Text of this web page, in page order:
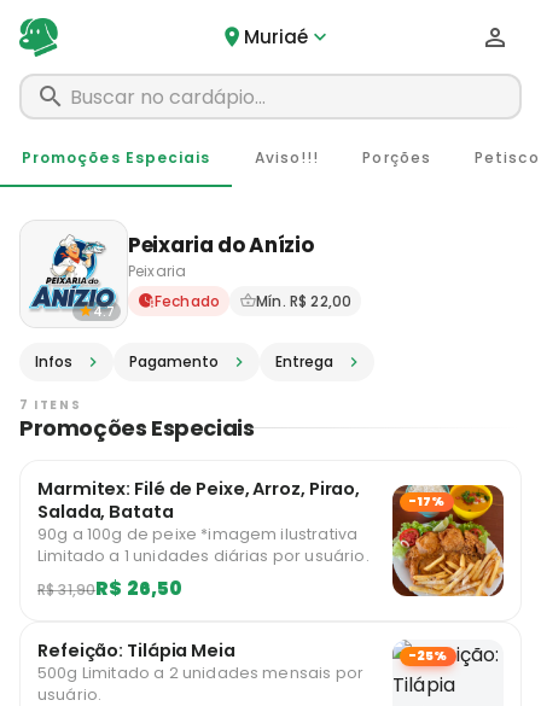
Muriaé
4.7
Peixaria do Anízio
Peixaria
Delivery em Muriaé - MG ·
Fechado Mín. R$ 22,00
Infos Pagamento Entrega
Promoções Especiais Aviso!!! Porções Petisco
7 ITENS
Promoções Especiais
Marmitex: Filé de Peixe, Arroz, Pirao,
Salada, Batata
90g a 100g de peixe *imagem ilustrativa
Limitado a 1 unidades diárias por usuário.
R$ 31,90R$ 26,50
-17%
Refeição: Tilápia Meia
500g Limitado a 2 unidades mensais por
usuário.
-25%